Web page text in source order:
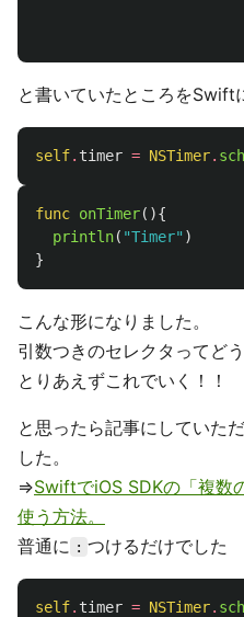
と書いていたところをSwift
self. timer = NSTimer.
func onTimer(){
println( "Timer" )
}
こんな形になりました。
引数つきのセレクタってど
とりあえずこれでいく！！
と思ったら記事にしていた
した。
⇒SwiftでiOS SDKの「複数
使う方法。
普通に : つけるだけでした
self. timer = NSTimer.